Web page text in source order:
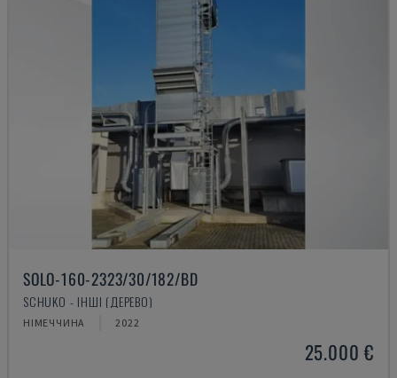
SOLO-160-2323/30/182/BD
SCHUKO - ІНШІ (ДЕРЕВО)
НІМЕЧЧИНА 2022
25.000 €